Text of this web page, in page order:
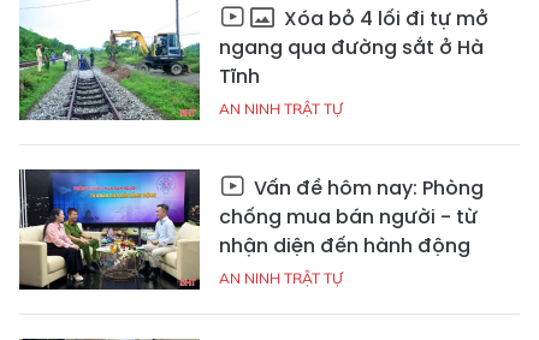
Xóa bỏ 4 lối đi tự mở
ngang qua đường sắt ở Hà
Tĩnh
AN NINH TRẬT TỰ
Vấn đề hôm nay: Phòng
chống mua bán người - từ
nhận diện đến hành động
AN NINH TRẬT TỰ